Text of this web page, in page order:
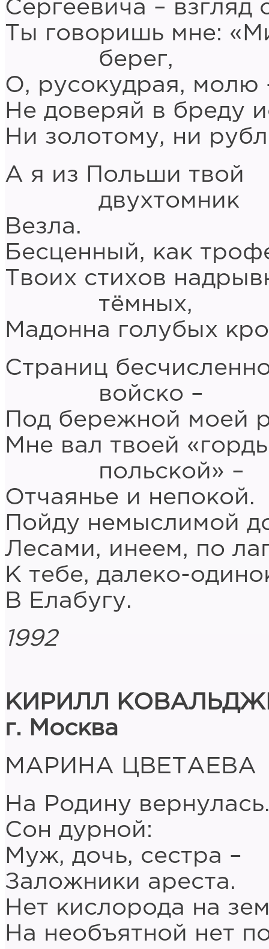
Сергеевича – взгляд
Ты говоришь мне:
берег,
О, русокудрая, молю
Не доверяй в бреду
Ни золотому, ни
А я из Польши твой
двухтомник
Везла.
Бесценный, как
Твоих стихов
тёмных,
Мадонна голубых
Страниц
войско –
Под бережной моей
Мне вал твоей
польской» –
Отчаянье и непокой.
Пойду немыслимой
Лесами, инеем, по
К тебе, далеко-
В Елабугу.
1992
КИРИЛЛ
г. Москва
МАРИНА ЦВЕТАЕВА
На Родину
Сон дурной:
Муж, дочь, сестра –
Заложники ареста.
Нет кислорода на
На необъятной нет